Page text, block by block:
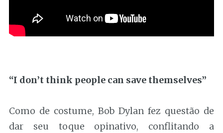
“I don’t think people can save themselves”
Como de costume, Bob Dylan fez questão de
dar seu toque opinativo, conflitando a